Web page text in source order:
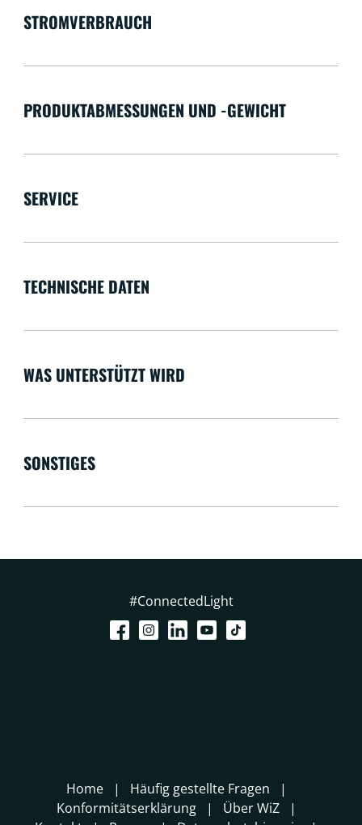
STROMVERBRAUCH
PRODUKTABMESSUNGEN UND -GEWICHT
SERVICE
TECHNISCHE DATEN
WAS UNTERSTÜTZT WIRD
SONSTIGES
#ConnectedLight
Home
Häufig gestellte Fragen
Konformitätserklärung
Über WiZ